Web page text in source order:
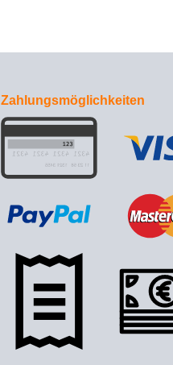
Zahlungsmöglichkeiten